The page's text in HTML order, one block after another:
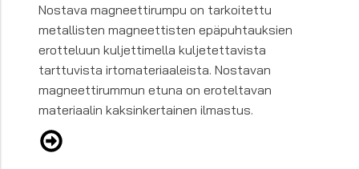
Nostava magneettirumpu on tarkoitettu
metallisten magneettisten epäpuhtauksien
erotteluun kuljettimella kuljetettavista
tarttuvista irtomateriaaleista. Nostavan
magneettirummun etuna on eroteltavan
materiaalin kaksinkertainen ilmastus.